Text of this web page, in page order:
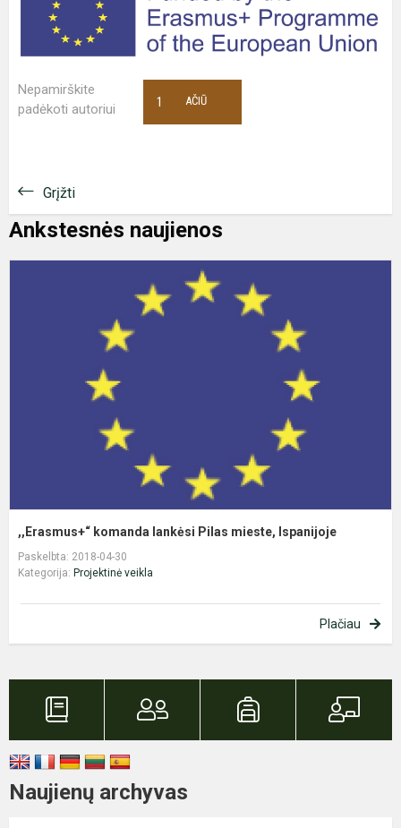
Nepamirškite
padėkoti autoriui
AČIŪ
1
Grįžti
Ankstesnės naujienos
,,Erasmus+“ komanda lankėsi Pilas mieste, Ispanijoje
Paskelbta: 2018-04-30
Kategorija: Projektinė veikla
Plačiau
Naujienų archyvas